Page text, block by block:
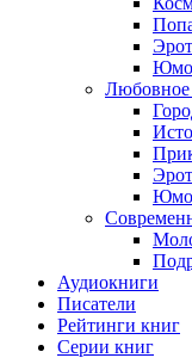
Любовное
Аудиокниги
Писатели
Рейтинги книг
Серии книг